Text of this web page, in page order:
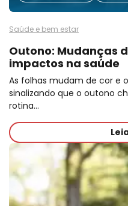
Saúde e bem estar
Outono: Mudanças
impactos na saúde
As folhas mudam de cor e
sinalizando que o outono
rotina…